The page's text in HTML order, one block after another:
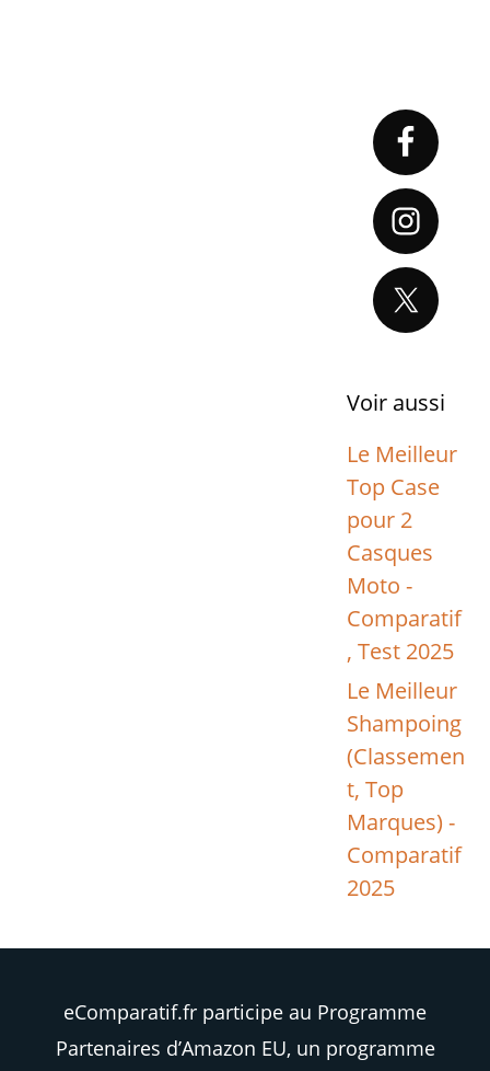
Primary
Sidebar
Voir aussi
Le Meilleur
Top Case
pour 2
Casques
Moto -
Comparatif
, Test 2025
Le Meilleur
Shampoing
(Classemen
t, Top
Marques) -
Comparatif
2025
eComparatif.fr participe au Programme
Partenaires d’Amazon EU, un programme